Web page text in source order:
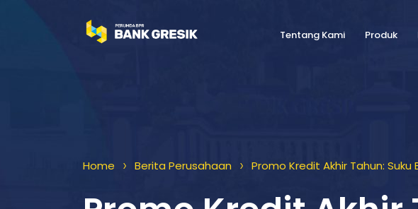
Tentang Kami Produk
Home > Berita Perusahaan > Promo Kredit Akhir Tahun: Suku